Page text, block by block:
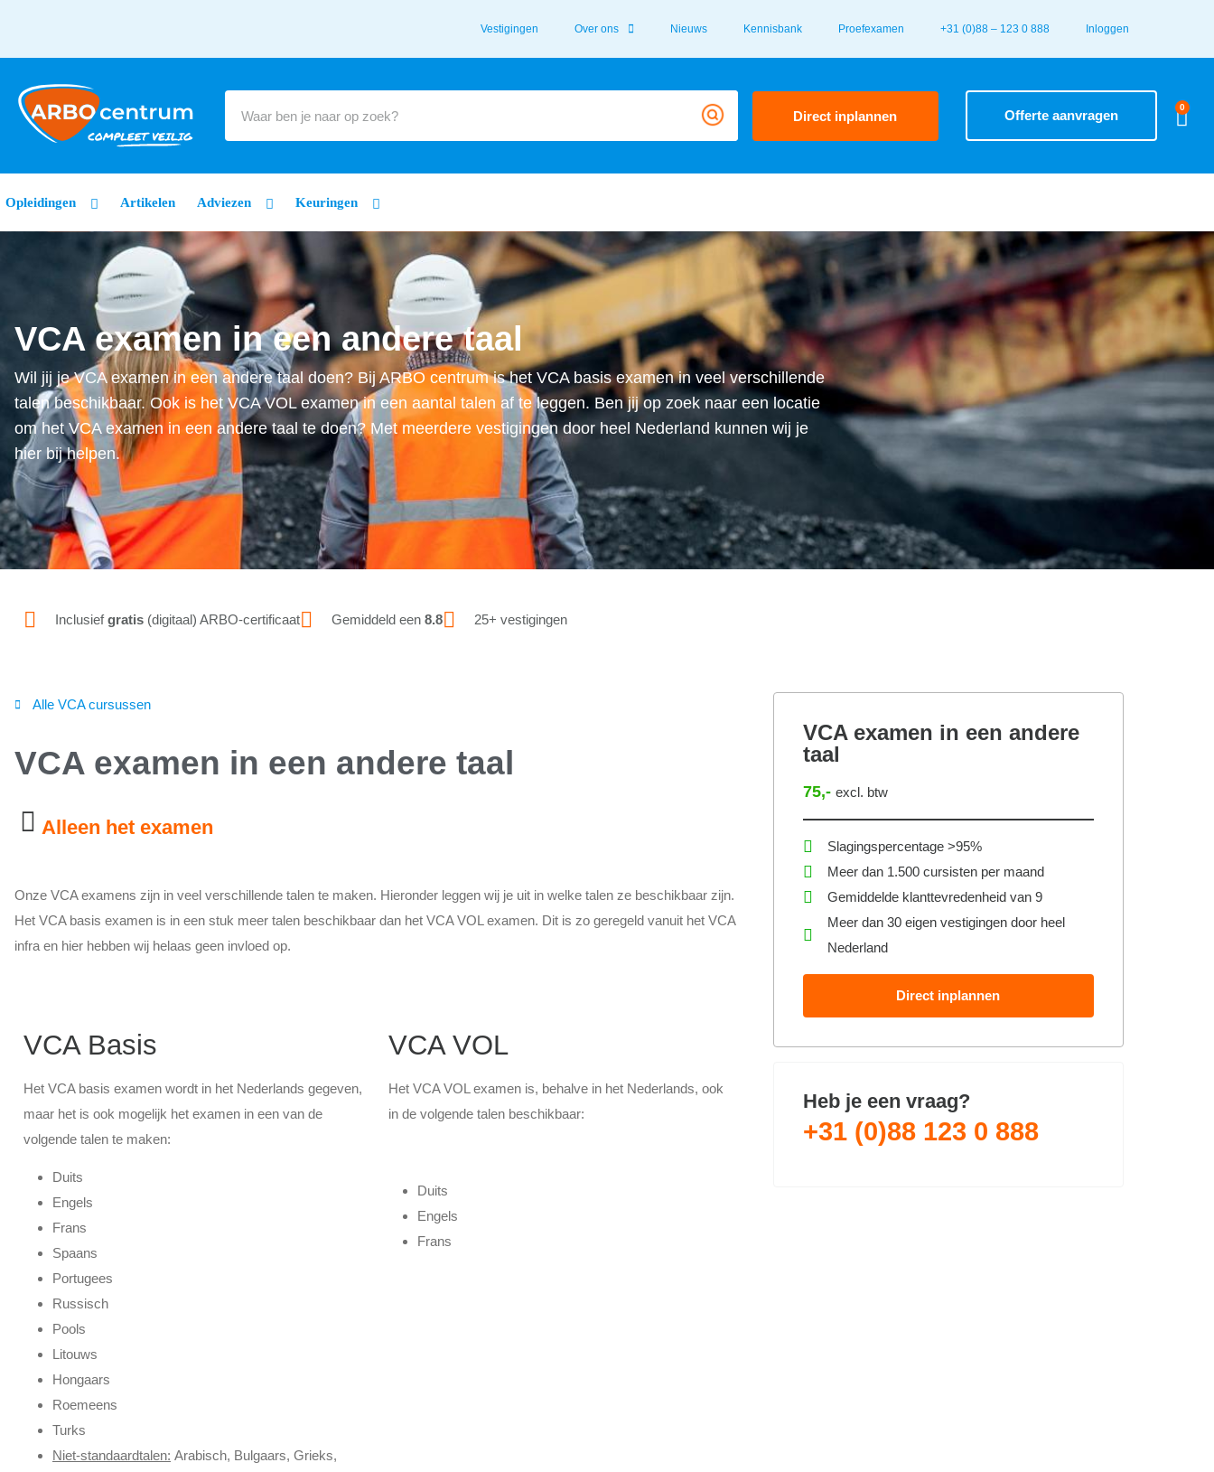
Vestigingen Over ons Nieuws Kennisbank Proefexamen +31 (0)88 – 123 0 888 Inloggen
Direct inplannen Offerte aanvragen
0
Opleidingen Artikelen Adviezen Keuringen
VCA examen in een andere taal
Wil jij je VCA examen in een andere taal doen? Bij ARBO centrum is het VCA basis examen in veel verschillende
talen beschikbaar. Ook is het VCA VOL examen in een aantal talen af te leggen. Ben jij op zoek naar een locatie
om het VCA examen in een andere taal te doen? Met meerdere vestigingen door heel Nederland kunnen wij je
hier bij helpen.
Inclusiefgratis (digitaal) ARBO-certificaat Gemiddeld een 8.8 25+ vestigingen
Alle VCA cursussen
VCA examen in een andere taal
Alleen het examen
Onze VCA examens zijn in veel verschillende talen te maken. Hieronder leggen wij je uit in welke talen ze beschikbaar zijn.
Het VCA basis examen is in een stuk meer talen beschikbaar dan het VCA VOL examen. Dit is zo geregeld vanuit het VCA
infra en hier hebben wij helaas geen invloed op.
VCA Basis
Het VCA basis examen wordt in het Nederlands gegeven,
maar het is ook mogelijk het examen in een van de
volgende talen te maken:
Duits
Engels
Frans
Spaans
Portugees
Russisch
Pools
Litouws
Hongaars
Roemeens
Turks
Niet-standaardtalen: Arabisch, Bulgaars, Grieks,
VCA VOL
Het VCA VOL examen is, behalve in het Nederlands, ook
in de volgende talen beschikbaar:
Duits
Engels
Frans
VCA examen in een andere
taal
75,- excl. btw
Slagingspercentage >95%
Meer dan 1.500 cursisten per maand
Gemiddelde klanttevredenheid van 9
Meer dan 30 eigen vestigingen door heel
Nederland
Direct inplannen
Heb je een vraag?
+31 (0)88 123 0 888